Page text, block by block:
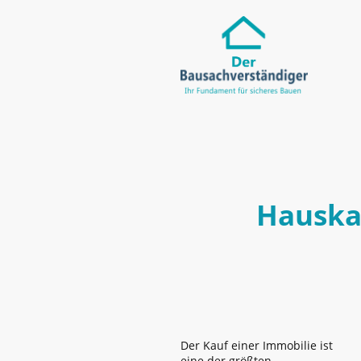
Der Kauf einer Immobilie ist